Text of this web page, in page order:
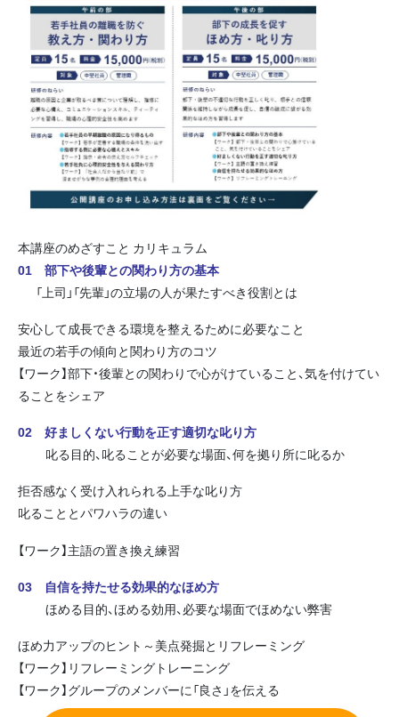
本講座のめざすこと カリキュラム
01 部下や後輩との関わり方の基本
「上司」「先輩」の立場の人が果たすべき役割とは
安心して成長できる環境を整えるために必要なこと
最近の若手の傾向と関わり方のコツ
【ワーク】部下・後輩との関わりで心がけていること、気を付けてい
ることをシェア
02 好ましくない行動を正す適切な叱り方
叱る目的、叱ることが必要な場面、何を拠り所に叱るか
拒否感なく受け入れられる上手な叱り方
叱ることとパワハラの違い
【ワーク】主語の置き換え練習
03 自信を持たせる効果的なほめ方
ほめる目的、ほめる効用、必要な場面でほめない弊害
ほめ力アップのヒント～美点発掘とリフレーミング
【ワーク】リフレーミングトレーニング
【ワーク】グループのメンバーに「良さ」を伝える